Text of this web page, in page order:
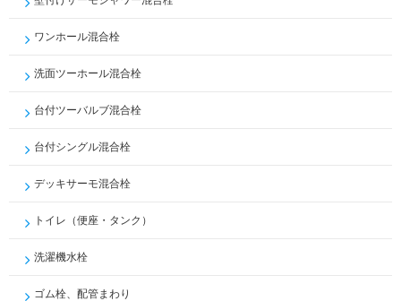
ワンホール混合栓
洗面ツーホール混合栓
台付ツーバルブ混合栓
台付シングル混合栓
デッキサーモ混合栓
トイレ（便座・タンク）
洗濯機水栓
ゴム栓、配管まわり